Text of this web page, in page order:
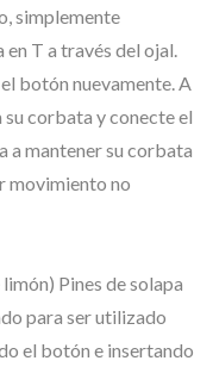
simplemente
T a través del ojal.
botón nuevamente. A
su corbata y conecte el
a mantener su corbata
movimiento no
Pines de solapa
para ser utilizado
el botón e insertando